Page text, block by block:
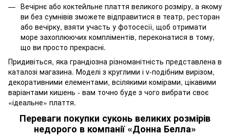
Вечірнє або коктейльне плаття великого розміру, а якому
ви без сумнівів зможете відправитися в театр, ресторан
або вечірку, взяти участь у фотосесії, щоб отримати
море захоплюючих компліментів, переконатися в тому,
що ви просто прекрасні.
Придивіться, яка грандіозна різноманітність представлена ​​в
каталозі магазина. Моделі з круглими і v-подібним вирізом,
декоративними елементами, всілякими комірами, цікавими
варіантами кишень - вам точно буде з чого вибрати своє
«ідеальне» плаття.
Переваги покупки суконь великих розмірів
недорого в компанії «Донна Белла»